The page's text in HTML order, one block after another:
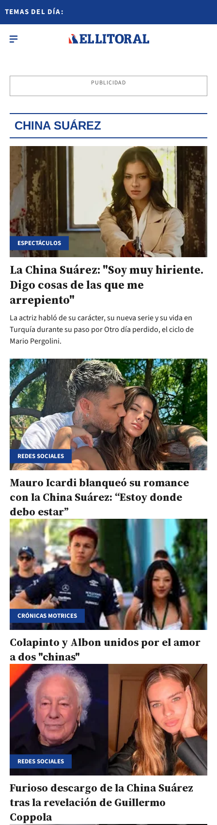
TEMAS DEL DÍA:
PUBLICIDAD
CHINA SUÁREZ
ESPECTÁCULOS
La China Suárez: "Soy muy hiriente.
Digo cosas de las que me
arrepiento"
La actriz habló de su carácter, su nueva serie y su vida en
Turquía durante su paso por Otro día perdido, el ciclo de
Mario Pergolini.
REDES SOCIALES
Mauro Icardi blanqueó su romance
con la China Suárez: “Estoy donde
debo estar”
CRÓNICAS MOTRICES
Colapinto y Albon unidos por el amor
a dos "chinas"
REDES SOCIALES
Furioso descargo de la China Suárez
tras la revelación de Guillermo
Coppola